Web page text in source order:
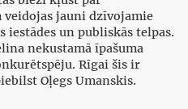
veidojas jauni dzīvojamie
un publiskās telpas.
nekustamā īpašuma
Rīgai šis ir
Oļegs Umanskis.